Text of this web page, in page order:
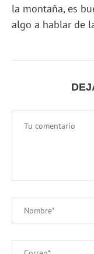
la montaña, es
algo a hablar de